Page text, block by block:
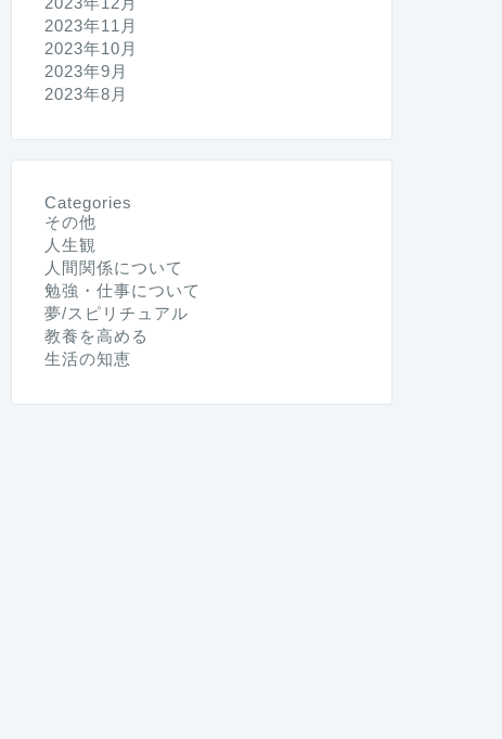
2023年11月
2023年10月
2023年9月
2023年8月
Categories
その他
人生観
人間関係について
勉強・仕事について
夢/スピリチュアル
教養を高める
生活の知恵